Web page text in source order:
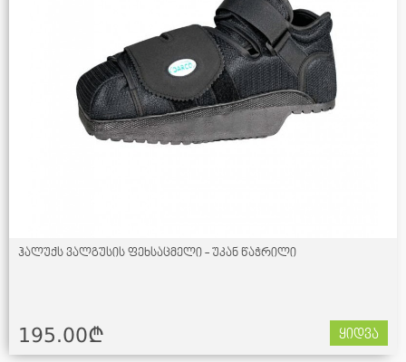
ჰალუქს ვალგუსის ფეხსაცმელი - უკან წაჭრილი
195.00¢ ყიდვა